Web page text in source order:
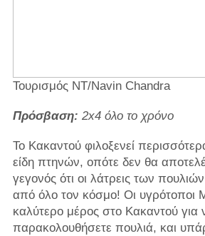
Τουρισμός NT/Navin Chandra
Πρόσβαση: 2x4 όλο το χρόνο
Το Κακαντού φιλοξενεί
είδη πτηνών, οπότε δεν θα
γεγονός ότι οι λάτρεις των
από όλο τον κόσμο! Οι υγρότοποι
καλύτερο μέρος στο Κακαντού για
παρακολουθήσετε πουλιά, και